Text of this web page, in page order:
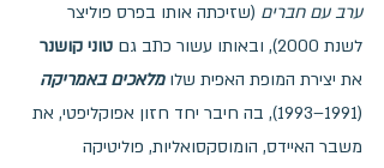
ערב עם חברים (שזיכתה אותו בפרס פוליצר
לשנת 2000), ובאותו עשור כתב גם
טוני קושנר
את יצירת המופת האפית שלו מלאכים באמריקה
(1991–1993), בה חיבר יחד חזון אפוקליפטי, את
משבר האיידס, הומוסקסואליות, פוליטיקה